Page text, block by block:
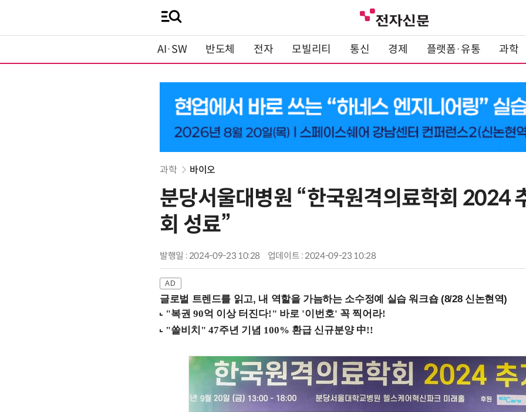
AI·SW 반도체 전자 모빌리티 통신 경제 플랫폼·유통 과학
과학 바이오
분당서울대병원 “한국원격의료학회 2024
회 성료”
발행일 : 2024-09-23 10:28 업데이트 : 2024-09-23 10:28
글로벌 트렌드를 읽고, 내 역할을 가늠하는 소수정예 실습 워크숍 (8/28 신논현역)